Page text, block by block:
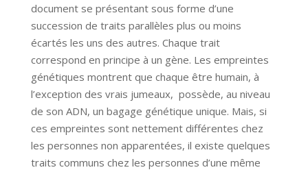
document se présentant sous forme d’une
succession de traits parallèles plus ou moins
écartés les uns des autres. Chaque trait
correspond en principe à un gène. Les empreintes
génétiques montrent que chaque être humain, à
l’exception des vrais jumeaux, possède, au niveau
de son ADN, un bagage génétique unique. Mais, si
ces empreintes sont nettement différentes chez
les personnes non apparentées, il existe quelques
traits communs chez les personnes d’une même